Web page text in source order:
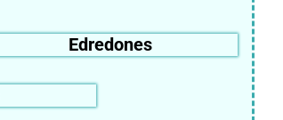
Edredones